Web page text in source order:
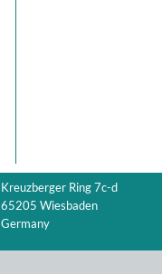
Kreuzberger Ring 7c-d
65205 Wiesbaden
Germany